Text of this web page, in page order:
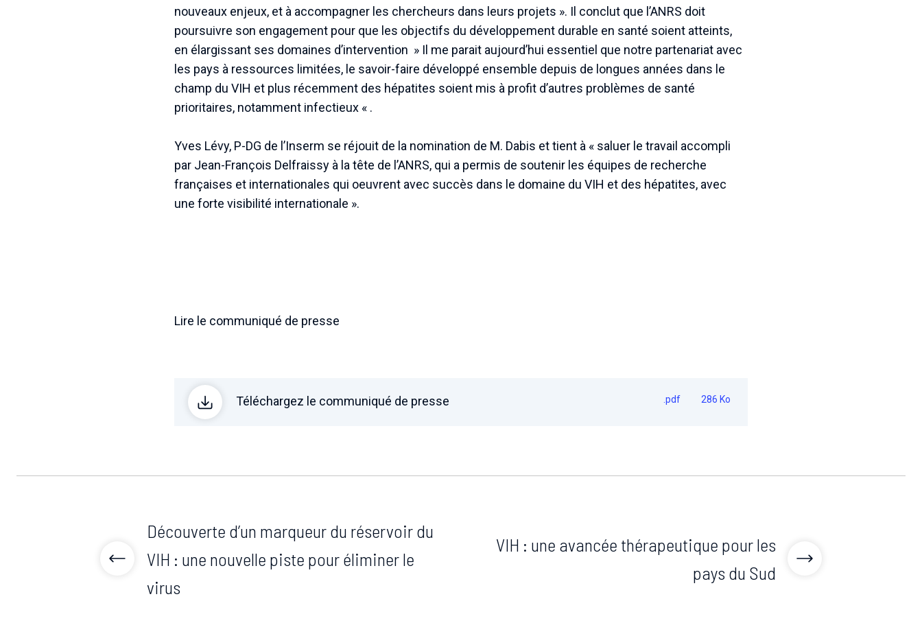
nouveaux enjeux, et à accompagner les chercheurs dans leurs projets ». Il conclut que l’ANRS doit
poursuivre son engagement pour que les objectifs du développement durable en santé soient atteints,
en élargissant ses domaines d’intervention » Il me parait aujourd’hui essentiel que notre partenariat avec
les pays à ressources limitées, le savoir-faire développé ensemble depuis de longues années dans le
champ du VIH et plus récemment des hépatites soient mis à profit d’autres problèmes de santé
prioritaires, notamment infectieux « .
Yves Lévy, P-DG de l’Inserm se réjouit de la nomination de M. Dabis et tient à « saluer le travail accompli
par Jean-François Delfraissy à la tête de l’ANRS, qui a permis de soutenir les équipes de recherche
françaises et internationales qui oeuvrent avec succès dans le domaine du VIH et des hépatites, avec
une forte visibilité internationale ».
Lire le communiqué de presse
Téléchargez le communiqué de presse .pdf 286 Ko
Découverte d’un marqueur du réservoir du
VIH : une nouvelle piste pour éliminer le
virus
VIH : une avancée thérapeutique pour les
pays du Sud